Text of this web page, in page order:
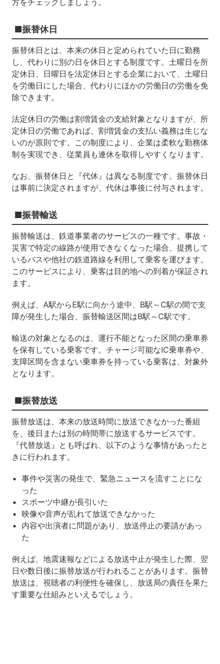
方をチェックしましょう。
■振替休日
振替休日とは、本来の休日と定められていた日に勤務
し、代わりに別の日を休日とする制度です。土曜日を所
定休日、日曜日を法定休日とする企業において、土曜日
を労働日にした場合、代わりにほかの労働日の労働を免
除できます。
法定休日の労働は割増賃金の支給対象となりますが、所
定休日の労働であれば、割増賃金の支払い義務は生じな
いのが原則です。この制度により、企業は柔軟な勤務体
制を実現でき、従業員も連休を取得しやすくなります。
なお、振替休日と『代休』は異なる制度です。振替休日
は事前に決定されますが、代休は事後に付与されます。
■振替輸送
振替輸送は、鉄道事業者のサービスの一種です。事故・
災害で特定の線路が使用できなくなった場合、提携して
いるバスや他社の鉄道路線を利用して乗客を運びます。
このサービスにより、乗客は目的地への到着が保証され
ます。
例えば、A駅からE駅に向かう途中、B駅～C駅の間で支
障が発生した場合、振替輸送区間はB駅～C駅です。
輸送の対象となるのは、運行不能となった区間の乗車券
を保有している乗客です。チャージ可能なIC乗車券や、
支障区間を含まない乗車券を持っている乗客は、対象外
となります。
■振替放送
振替放送は、本来の放送時間に放送できなかった番組
を、後日または別の時間帯に放送するサービスです。
『代替放送』とも呼ばれ、以下のような事情があったと
きに行われます。
事件や災害の発生で、緊急ニュースを流すことにな
った
スポーツ中継が長引いた
映像や音声が乱れて放送できなかった
内容や出演者に問題があり、放送停止の要請があっ
た
例えば、地震速報などによる放送中止が発生した際、翌
日や数日後に振替放送が行われることがあります。振替
放送は、視聴者の利便性を確保し、放送局の責任を果た
す重要な仕組みといえるでしょう。